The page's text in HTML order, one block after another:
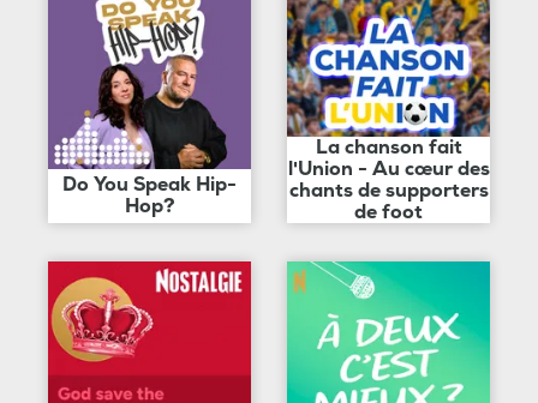
Do You Speak Hip-
Hop?
La chanson fait
l'Union - Au cœur des
chants de supporters
de foot